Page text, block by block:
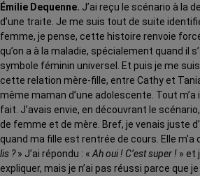
Émilie Dequenne. J’ai reçu le scénario à la
d’une traite. Je me suis tout de suite
femme, je pense, cette histoire renvoie
qu’on a à la maladie, spécialement quand il
symbole féminin universel. Et puis je me
cette relation mère-fille, entre Cathy et
même maman d’une adolescente. Tout
fait. J’avais envie, en découvrant le
de femme et de mère. Bref, je venais juste
quand ma fille est rentrée de cours. Elle m’a
lis ?» J’ai répondu : « Ah oui ! C’est super ! » et
expliquer, mais je n’ai pas réussi parce que